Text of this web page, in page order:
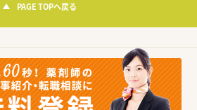
PAGE TOPへ戻る